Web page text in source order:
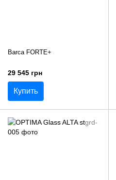
Barca FORTE+
29 545 грн
Купить